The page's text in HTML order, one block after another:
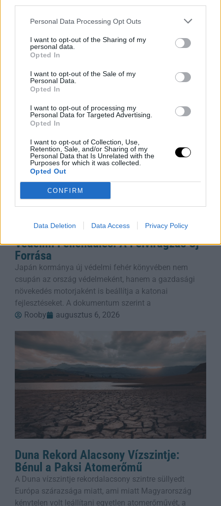
Personal Data Processing Opt Outs
I want to opt-out of the Sharing of my
personal data.
Opted In
I want to opt-out of the Sale of my
Personal Data.
Opted In
I want to opt-out of processing my
Personal Data for Targeted Advertising.
Opted In
I want to opt-out of Collection, Use,
Retention, Sale, and/or Sharing of my
Personal Data that Is Unrelated with the
Purposes for which it was collected.
Opted Out
CONFIRM
Data Deletion Data Access Privacy Policy
A Feldolgozott Élelmiszerek Nagy
Iratkozz fel a Slatest hírlevelére, hogy naponta
megkapd a legélesebb elemzéseket, kritikákat és
manapság az egyik legnagyobb mumusnak
számítanak, de
Védelmi Fellendülés: A Felvirágzás Új
Forrása
Japán kormánya új védelmi fehér könyvében nem
csupán az ország védelmeként, hanem a gazdasági
növekedés motorjaként is beállítja a katonai
fejlesztéseket. A dokumentum szerint a
Rooby
augusztus 6, 2026
Duna Rekord Alacsony Vízszintje:
Bénul a Paksi Atomerőmű
A Duna vízszintje rekordalacsony szintre süllyedt
Európa szárazsága miatt, ami miatt Magyarország
kénytelen volt leállítani egyetlen atomerőművét, a